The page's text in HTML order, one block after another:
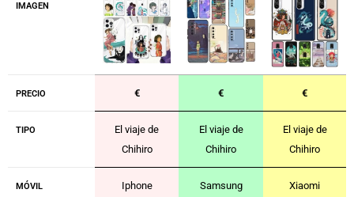
IMAGEN
PRECIO € € €
TIPO
El viaje de
Chihiro
El viaje de
Chihiro
El viaje de
Chihiro
MÓVIL Iphone Samsung Xiaomi